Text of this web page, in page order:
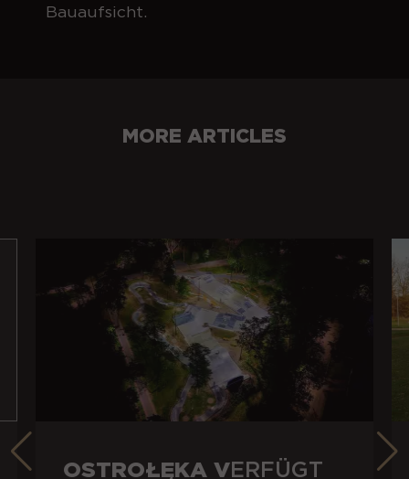
Bauaufsicht.
MORE ARTICLES
OSTROŁĘKA VERFÜGT